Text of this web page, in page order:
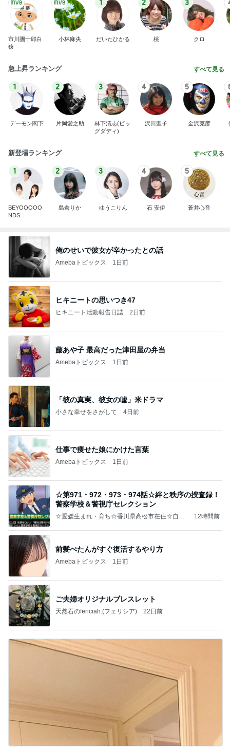
市川團十郎白
猿
小林麻央
1
だいたひかる
2
桃
3
クロ
急上昇ランキング すべて見る
1
デーモン閣下
2
片岡愛之助
3
林下清志(ビッ
グダディ)
4
沢田聖子
5
金沢克彦
新登場ランキング すべて見る
1
BEYOOOOO
NDS
2
島倉りか
3
ゆうこりん
4
石 安伊
5
蒼井心音
俺のせいで彼女が辛かったとの話
Amebaトピックス 1日前
ヒキニートの思いつき47
ヒキニート活動報告日誌 2日前
藤あや子 最高だった津田屋の弁当
Amebaトピックス 1日前
「彼の真実、彼女の嘘」米ドラマ
小さな幸せをさがして 4日前
仕事で痩せた娘にかけた言葉
Amebaトピックス 1日前
☆第971・972・973・974話☆絆と秩序の捜査録！
警察学校＆警視庁セレクション
☆愛媛生まれ・育ち☆香川県高松市在住☆自分
グ。
12時間前
前髪ぺたんがすぐ復活するやり方
Amebaトピックス 1日前
ご夫婦オリジナルブレスレット
天然石のfericiah.(フェリシア) 22日前